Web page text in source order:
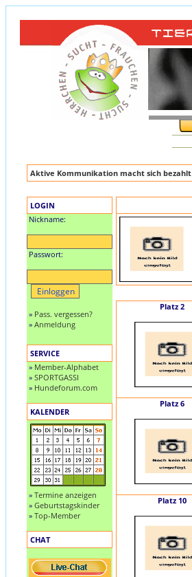
Aktive Kommunikation macht sich bezahlt
LOGIN
Nickname:
Passwort:
» Pass. vergessen?
» Anmeldung
SERVICE
» Member-Alphabet
» SPORTGASSI
» Hundeforum.com
KALENDER
» Termine anzeigen
» Geburtstagskinder
» Top-Member
CHAT
Platz 2
Platz 6
Platz 10